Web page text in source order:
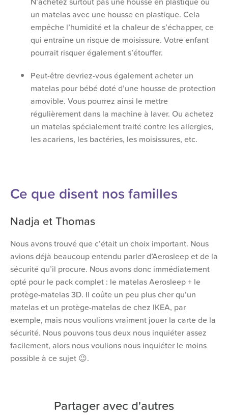
un matelas avec une housse en plastique. Cela
empêche l’humidité et la chaleur de s’échapper, ce
qui entraîne un risque de moisissure. Votre enfant
pourrait risquer également s’étouffer.
Peut-être devriez-vous également acheter un
matelas pour bébé doté d’une housse de protection
amovible. Vous pourrez ainsi le mettre
régulièrement dans la machine à laver. Ou achetez
un matelas spécialement traité contre les allergies,
les acariens, les bactéries, les moisissures, etc.
Ce que disent nos familles
Nadja et Thomas
Nous avons trouvé que c’était un choix important. Nous
avions déjà beaucoup entendu parler d’Aerosleep et de la
sécurité qu’il procure. Nous avons donc immédiatement
opté pour le pack complet : le matelas Aerosleep + le
protège-matelas 3D. Il coûte un peu plus cher qu’un
matelas et un protège-matelas de chez IKEA, par
exemple, mais nous voulions vraiment jouer la carte de la
sécurité. Nous pouvons tous deux nous inquiéter assez
facilement, alors nous voulions nous inquiéter le moins
possible à ce sujet 😉.
Partager avec d'autres